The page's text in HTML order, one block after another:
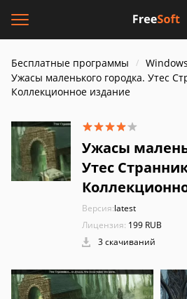
Бесплатные программы Windows
Ужасы маленького городка. Утес
Коллекционное издание
Ужасы
Утес
Версия:latest
Лицензия: 199 RUB
3 скачиваний